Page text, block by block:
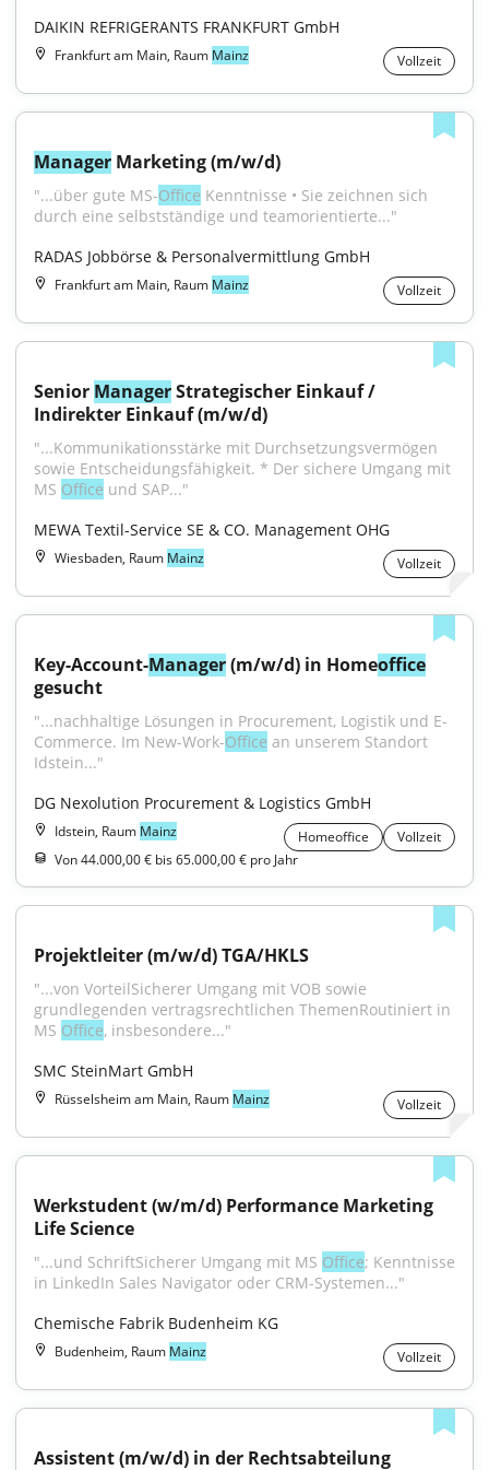
DAIKIN REFRIGERANTS FRANKFURT GmbH
Frankfurt am Main, Raum Mainz Vollzeit
Manager Marketing (m/w/d)
"...über gute MS-Office Kenntnisse • Sie zeichnen sich
durch eine selbstständige und teamorientierte..."
RADAS Jobbörse & Personalvermittlung GmbH
Frankfurt am Main, Raum Mainz Vollzeit
Senior Manager Strategischer Einkauf /
Indirekter Einkauf (m/w/d)
"...Kommunikationsstärke mit Durchsetzungsvermögen
sowie Entscheidungsfähigkeit. * Der sichere Umgang mit
MS Office und SAP..."
MEWA Textil-Service SE & CO. Management OHG
Wiesbaden, Raum Mainz Vollzeit
Key-Account-Manager (m/w/d) in Homeoffice
gesucht
"...nachhaltige Lösungen in Procurement, Logistik und E-
Commerce. Im New-Work-Office an unserem Standort
Idstein..."
DG Nexolution Procurement & Logistics GmbH
Idstein, Raum Mainz Homeoffice
Vollzeit
Von 44.000,00 € bis 65.000,00 € pro Jahr
Projektleiter (m/w/d) TGA/HKLS
"...von VorteilSicherer Umgang mit VOB sowie
grundlegenden vertragsrechtlichen ThemenRoutiniert in
MS Office, insbesondere..."
SMC SteinMart GmbH
Rüsselsheim am Main, Raum Mainz Vollzeit
Werkstudent (w/m/d) Performance Marketing
Life Science
"...und SchriftSicherer Umgang mit MS Office; Kenntnisse
in LinkedIn Sales Navigator oder CRM-Systemen..."
Chemische Fabrik Budenheim KG
Budenheim, Raum Mainz Vollzeit
Assistent (m/w/d) in der Rechtsabteilung